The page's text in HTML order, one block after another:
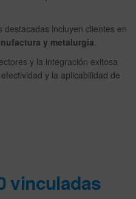
incluyen clientes en
y metalurgia.
y la integración exitosa
y la aplicabilidad de
vinculadas